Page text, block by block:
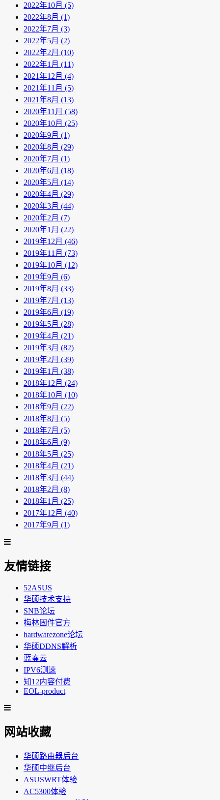
2022年10月 (5)
2022年8月 (1)
2022年7月 (3)
2022年5月 (2)
2022年2月 (10)
2022年1月 (11)
2021年12月 (4)
2021年11月 (5)
2021年8月 (13)
2020年11月 (58)
2020年10月 (25)
2020年9月 (1)
2020年8月 (29)
2020年7月 (1)
2020年6月 (18)
2020年5月 (14)
2020年4月 (29)
2020年3月 (44)
2020年2月 (7)
2020年1月 (22)
2019年12月 (46)
2019年11月 (73)
2019年10月 (12)
2019年9月 (6)
2019年8月 (33)
2019年7月 (13)
2019年6月 (19)
2019年5月 (28)
2019年4月 (21)
2019年3月 (82)
2019年2月 (39)
2019年1月 (38)
2018年12月 (24)
2018年10月 (10)
2018年9月 (22)
2018年8月 (5)
2018年7月 (5)
2018年6月 (9)
2018年5月 (25)
2018年4月 (21)
2018年3月 (44)
2018年2月 (8)
2018年1月 (25)
2017年12月 (40)
2017年9月 (1)
友情链接
52ASUS
华硕技术支持
SNB论坛
梅林固件官方
hardwarezone论坛
华硕DDNS解析
蓝奏云
IPV6测速
知12内容付费
EOL-product
网站收藏
华硕路由器后台
华硕中继后台
ASUSWRT体验
AC5300体验